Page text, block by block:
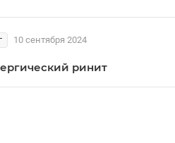
10 сентября 2024
ринит